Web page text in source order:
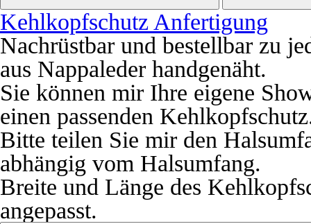
Kehlkopfschutz Anfertigung
Nachrüstbar und bestellbar zu
aus Nappaleder handgenäht.
Sie können mir Ihre eigene
einen passenden
Bitte teilen Sie mir den
abhängig vom Halsumfang.
Breite und Länge des
angepasst.